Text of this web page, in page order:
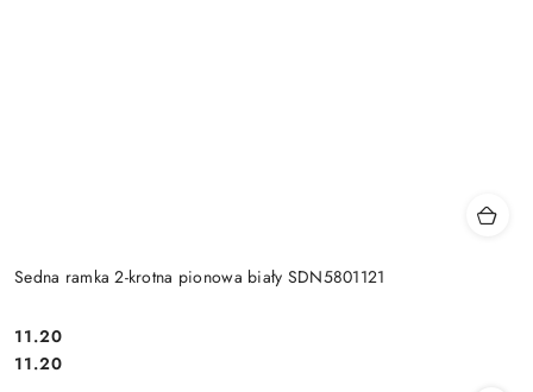
Sedna ramka 2-krotna pionowa biały SDN5801121
Cena:
11.20
Cena:
11.20